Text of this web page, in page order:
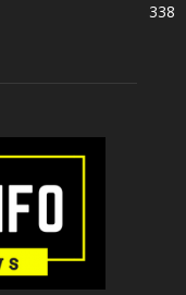
338